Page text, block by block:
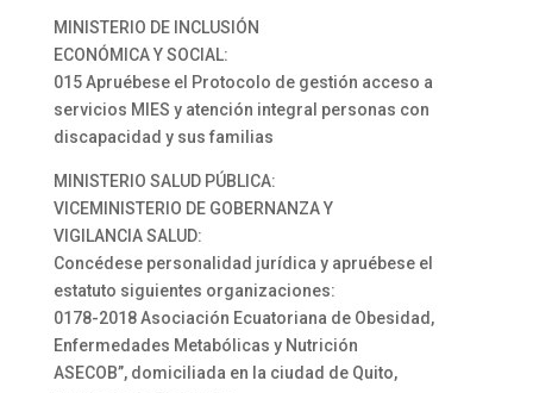
MINISTERIO DE INCLUSIÓN
ECONÓMICA Y SOCIAL:
015 Apruébese el Protocolo de gestión acceso a
servicios MIES y atención integral personas con
discapacidad y sus familias
MINISTERIO SALUD PÚBLICA:
VICEMINISTERIO DE GOBERNANZA Y
VIGILANCIA SALUD:
Concédese personalidad jurídica y apruébese el
estatuto siguientes organizaciones:
0178-2018 Asociación Ecuatoriana de Obesidad,
Enfermedades Metabólicas y Nutrición
ASECOB”, domiciliada en la ciudad de Quito,